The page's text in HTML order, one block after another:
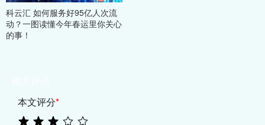
科云汇 如何服务好95亿人次流
动？一图读懂今年春运里你关心
的事！
本文评分*